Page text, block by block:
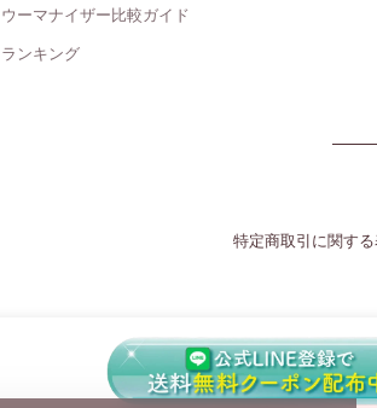
ウーマナイザー比較ガイド
ランキング
特定商取引に関す